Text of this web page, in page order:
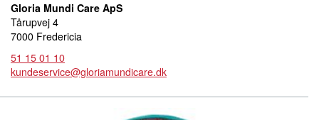
Gloria Mundi Care ApS
Tårupvej 4
7000 Fredericia
51 15 01 10
kundeservice@gloriamundicare.dk